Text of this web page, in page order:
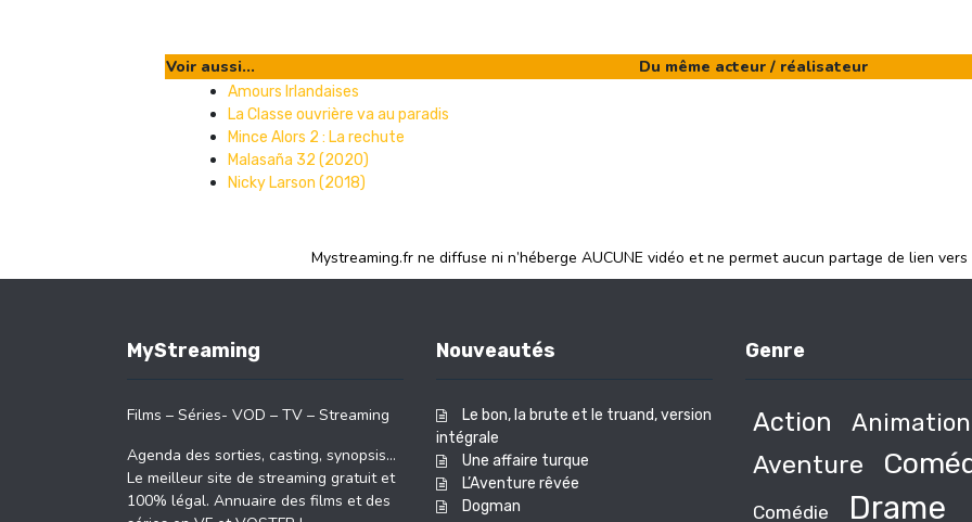
Voir aussi... Du même acteur / réalisateur
Amours Irlandaises
La Classe ouvrière va au paradis
Mince Alors 2 : La rechute
Malasaña 32 (2020)
Nicky Larson (2018)
Mystreaming.fr ne diffuse ni n’héberge AUCUNE vidéo et ne permet aucun partage de lien
MyStreaming
Films – Séries- VOD – TV – Streaming
Agenda des sorties, casting, synopsis…
Le meilleur site de streaming gratuit et
100% légal. Annuaire des films et des
Nouveautés
Le bon, la brute et le truand, version
intégrale
Une affaire turque
L’Aventure rêvée
Dogman
Genre
Action
Animation
Aventure
Comédie Drame